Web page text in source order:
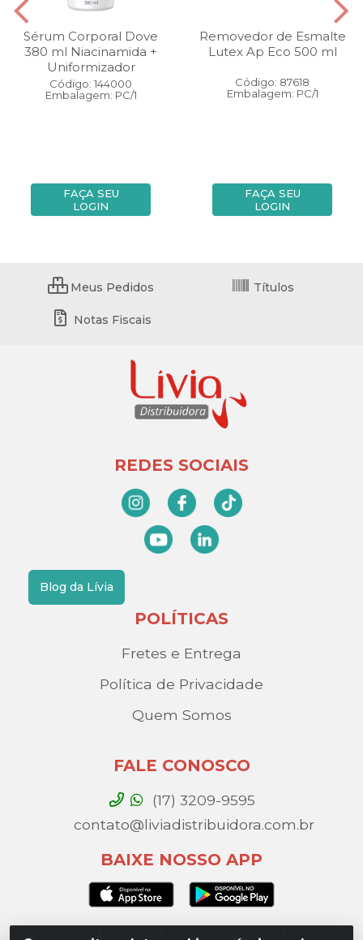
Sérum Corporal Dove
380 ml Niacinamida +
Uniformizador
Código: 144000
Embalagem: PC/1
FAÇA SEU
LOGIN
Removedor de Esmalte
Lutex Ap Eco 500 ml
Código: 87618
Embalagem: PC/1
FAÇA SEU
LOGIN
Meus Pedidos Títulos
Notas Fiscais
REDES SOCIAIS
Blog da Lívia
POLÍTICAS
Fretes e Entrega
Política de Privacidade
Quem Somos
FALE CONOSCO
(17) 3209-9595
contato@liviadistribuidora.com.br
BAIXE NOSSO APP